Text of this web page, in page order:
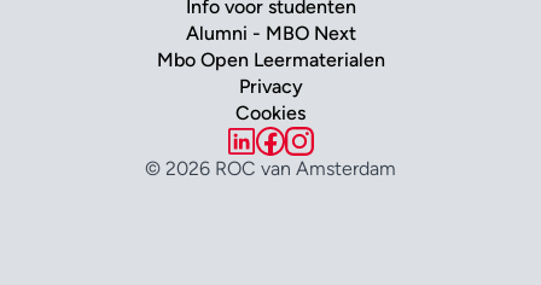
Info voor studenten
Alumni - MBO Next
Mbo Open Leermaterialen
Privacy
Cookies
© 2026 ROC van Amsterdam